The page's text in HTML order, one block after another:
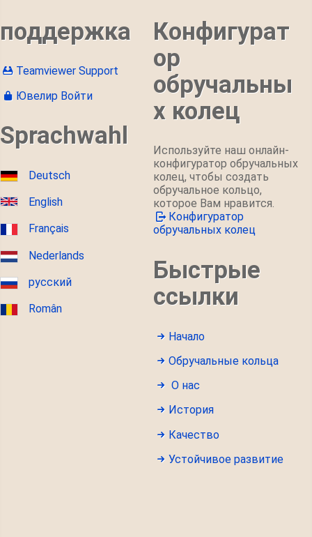
поддержка
Teamviewer Support
Ювелир Войти
Sprachwahl
Deutsch
English
Français
Nederlands
русский
Român
Конфигурат
ор
обручальны
х колец
Используйте наш онлайн-
конфигуратор обручальных
колец, чтобы создать
обручальное кольцо,
которое Вам нравится.
Конфигуратор
обручальных колец
Быстрые
ссылки
Начало
Обручальные кольца
О нас
История
Качество
Устойчивое развитие